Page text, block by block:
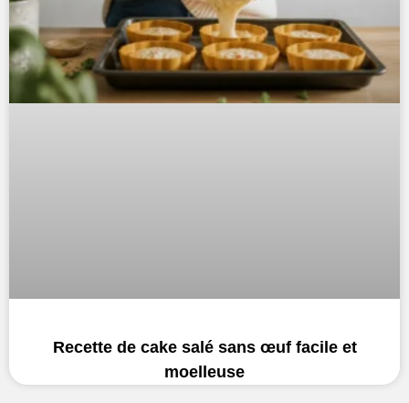
Recette de cake salé sans œuf facile et
moelleuse